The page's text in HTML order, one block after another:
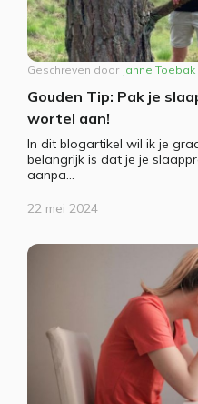
Geschreven door Janne Toebak
Gouden Tip: Pak je
wortel aan!
In dit blogartikel wil ik je
belangrijk is dat je je
aanpa...
22 mei 2024